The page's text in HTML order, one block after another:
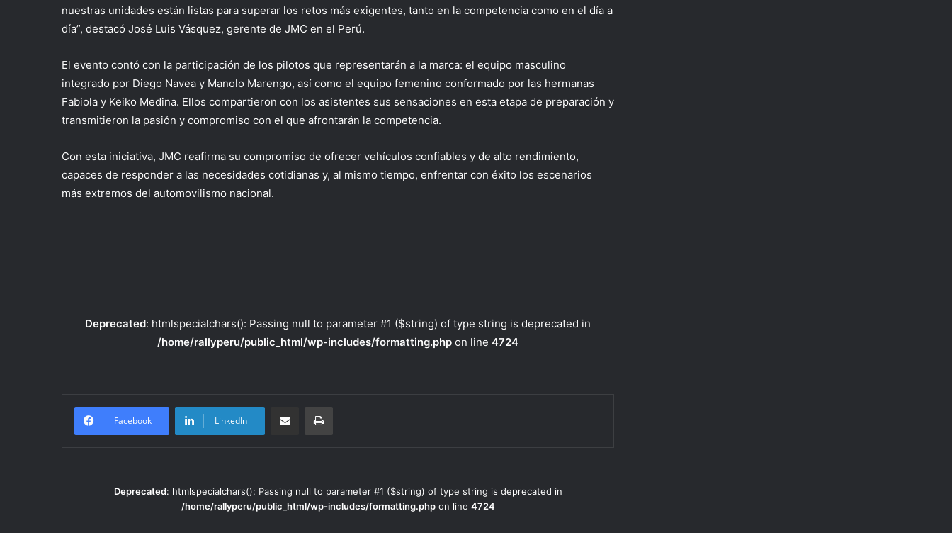
nuestras unidades están listas para superar los retos más exigentes, tanto en la competencia como en el día a
día”, destacó José Luis Vásquez, gerente de JMC en el Perú.
El evento contó con la participación de los pilotos que representarán a la marca: el equipo masculino
integrado por Diego Navea y Manolo Marengo, así como el equipo femenino conformado por las hermanas
Fabiola y Keiko Medina. Ellos compartieron con los asistentes sus sensaciones en esta etapa de preparación y
transmitieron la pasión y compromiso con el que afrontarán la competencia.
Con esta iniciativa, JMC reafirma su compromiso de ofrecer vehículos confiables y de alto rendimiento,
capaces de responder a las necesidades cotidianas y, al mismo tiempo, enfrentar con éxito los escenarios
más extremos del automovilismo nacional.
Deprecated: htmlspecialchars(): Passing null to parameter #1 ($string) of type string is deprecated in
/home/rallyperu/public_html/wp-includes/formatting.php on line 4724
Facebook LinkedIn
Compartir por correo electrónicoImprimir
Deprecated: htmlspecialchars(): Passing null to parameter #1 ($string) of type string is deprecated in
/home/rallyperu/public_html/wp-includes/formatting.phpon line 4724